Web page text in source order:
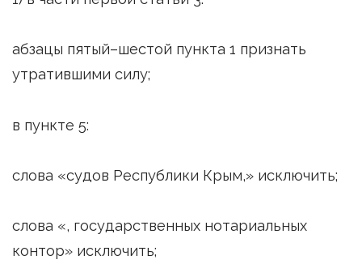
абзацы пятый–шестой пункта 1 признать
утратившими силу;
в пункте 5:
слова «судов Республики Крым,» исключить;
слова «, государственных нотариальных
контор» исключить;